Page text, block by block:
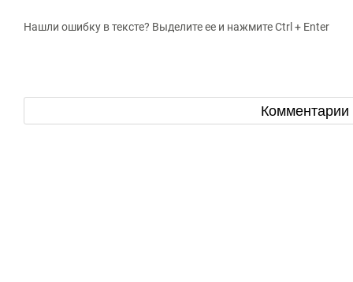
Нашли ошибку в тексте? Выделите ее и нажмите Ctrl + Enter
Комментарии